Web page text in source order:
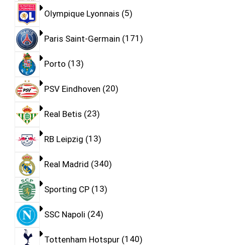
Olympique Lyonnais 5
Paris Saint-Germain 171
Porto 13
PSV Eindhoven 20
Real Betis 23
RB Leipzig 13
Real Madrid 340
Sporting CP 13
SSC Napoli 24
Tottenham Hotspur 140